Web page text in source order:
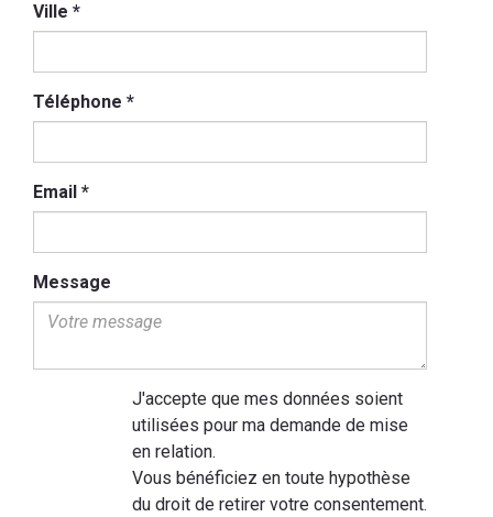
Ville *
Téléphone *
Email *
Message
J'accepte que mes données soient
utilisées pour ma demande de mise
en relation.
Vous bénéficiez en toute hypothèse
du droit de retirer votre consentement.